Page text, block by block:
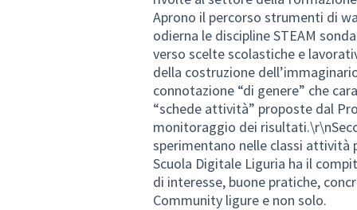
Aprono il percorso strumenti di
odierna le discipline STEAM
verso scelte scolastiche e
della costruzione
connotazione “di genere” che
“schede attività” proposte dal
monitoraggio dei
sperimentano nelle classi
Scuola Digitale Liguria ha il
di interesse, buone pratiche,
Community ligure e non solo.